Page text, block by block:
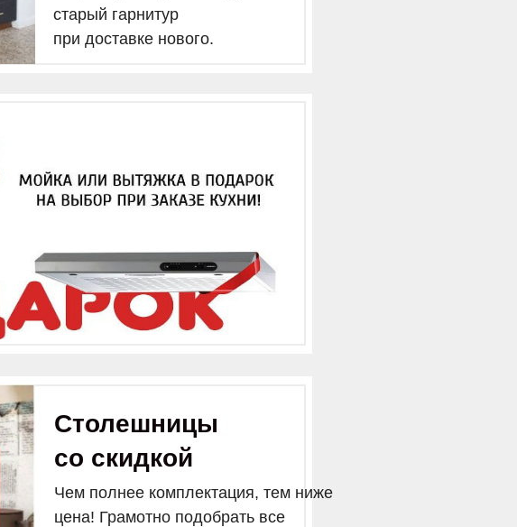
старый гарнитур
при доставке нового.
Чем полнее комплектация, тем ниже
цена! Грамотно подобрать все
Столешницы
со скидкой